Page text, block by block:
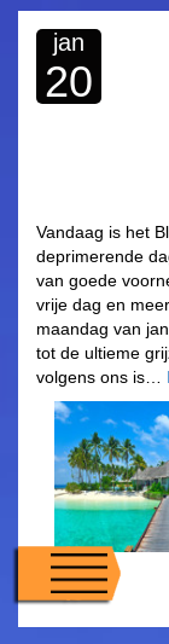
jan
20
Vandaag is het
deprimerende
van goede
vrije dag en
maandag van
tot de ultieme
volgens ons is…